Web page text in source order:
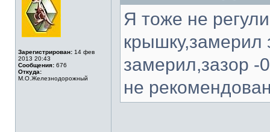
Зарегистрирован: 14 фев
2013 20:43
Сообщения: 676
Откуда:
М.О.Железнодорожный
Я тоже не
крышку,замерил
замерил,зазор -
не